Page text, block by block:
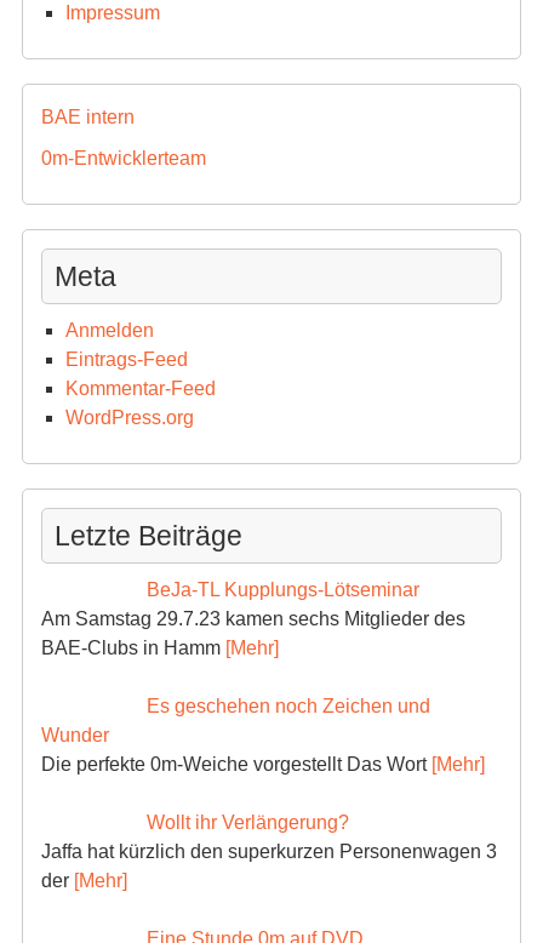
Impressum
BAE intern
0m-Entwicklerteam
Meta
Anmelden
Eintrags-Feed
Kommentar-Feed
WordPress.org
Letzte Beiträge
BeJa-TL Kupplungs-Lötseminar
Am Samstag 29.7.23 kamen sechs Mitglieder des
BAE-Clubs in Hamm [Mehr]
Es geschehen noch Zeichen und
Wunder
Die perfekte 0m-Weiche vorgestellt Das Wort [Mehr]
Wollt ihr Verlängerung?
Jaffa hat kürzlich den superkurzen Personenwagen 3
der [Mehr]
Eine Stunde 0m auf DVD